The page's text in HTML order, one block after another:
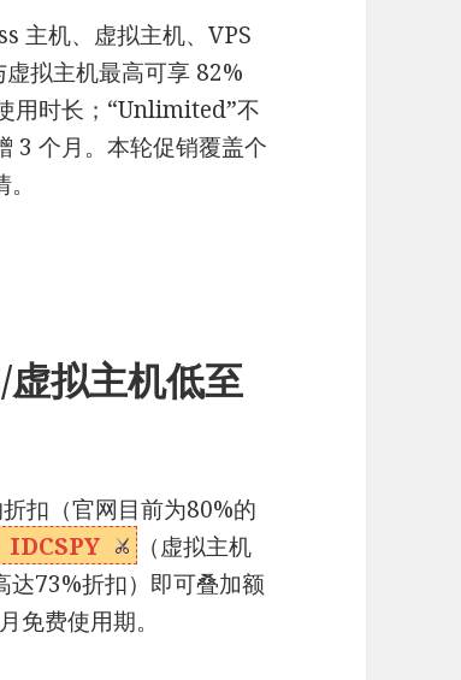
主机、虚拟主机、VPS
拟主机最高可享 82%
用时长；“Unlimited”不
3 个月。本轮促销覆盖个
拟主机低至
扣（官网目前为80%的
IDCSPY
（虚拟主机
达73%折扣）即可叠加额
免费使用期。